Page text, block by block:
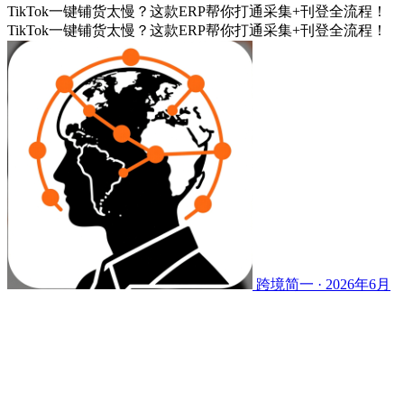
TikTok一键铺货太慢？这款ERP帮你打通采集+刊登全流程！
TikTok一键铺货太慢？这款ERP帮你打通采集+刊登全流程！
跨境简一 · 2026年6月